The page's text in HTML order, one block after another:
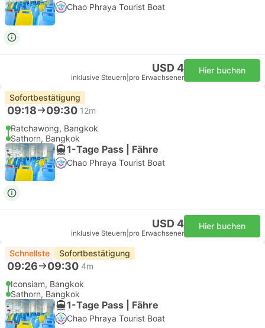
Chao Phraya Tourist Boat
USD 4
inklusive Steuern pro Erwachsener
Hier buchen
Sofortbestätigung
09:18 09:30 12m
Ratchawong, Bangkok
Sathorn, Bangkok
1-Tage Pass | Fähre
Chao Phraya Tourist Boat
USD 4
inklusive Steuern pro Erwachsener
Hier buchen
Schnellste Sofortbestätigung
09:26 09:30 4m
Iconsiam, Bangkok
Sathorn, Bangkok
1-Tage Pass | Fähre
Chao Phraya Tourist Boat